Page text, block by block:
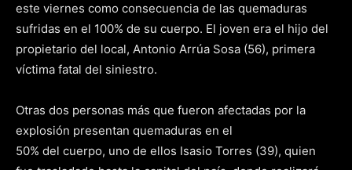
este viernes como consecuencia de las quemaduras
sufridas en el 100% de su cuerpo. El joven era el hijo del
propietario del local, Antonio Arrúa Sosa (56), primera
víctima fatal del siniestro.
Otras dos personas más que fueron afectadas por la
explosión presentan quemaduras en el
50% del cuerpo, uno de ellos Isasio Torres (39), quien